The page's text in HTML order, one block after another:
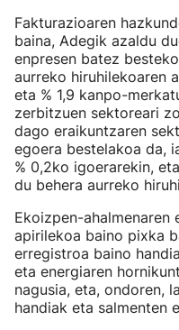
Fakturazioaren
baina, Adegik azaldu
enpresen batez
aurreko hiruhilekoaren
eta % 1,9 kanpo-
zerbitzuen sektoreari
dago eraikuntzaren
egoera bestelakoa da,
% 0,2ko igoerarekin,
du behera aurreko
Ekoizpen-ahalmenaren
apirilekoa baino pixka
erregistroa baino
eta energiaren
nagusia, eta, ondoren,
handiak eta salmenten